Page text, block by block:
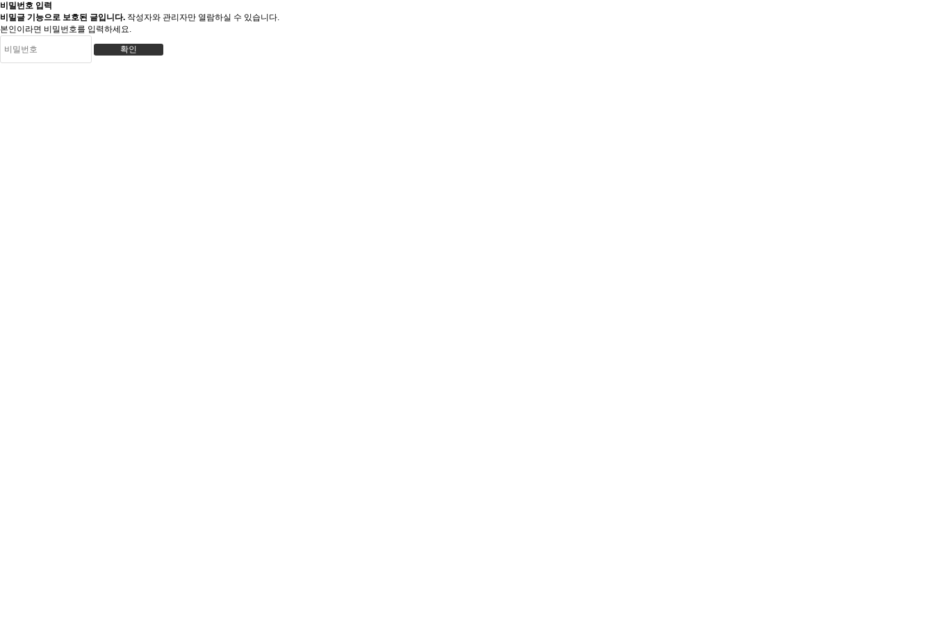
비밀번호 입력
비밀글 기능으로 보호된 글입니다. 작성자와 관리자만 열람하실 수 있습니다.
본인이라면 비밀번호를 입력하세요.